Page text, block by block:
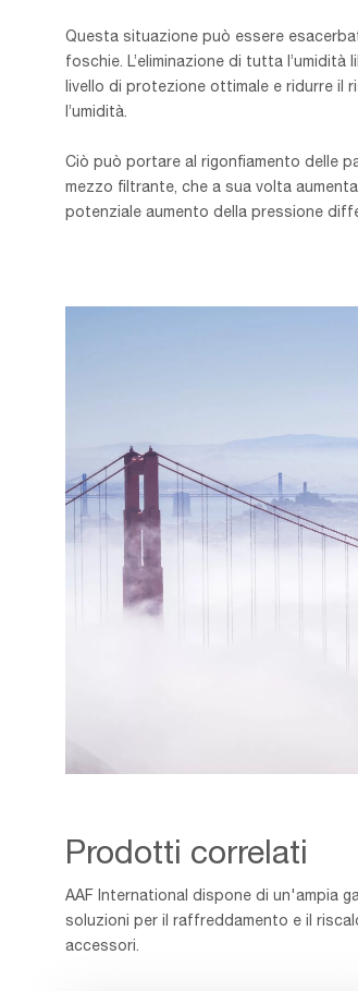
Questa situazione può essere
foschie. L’eliminazione di tutta
livello di protezione ottimale e ridurre il
l’umidità.
Ciò può portare al rigonfiamento delle
mezzo filtrante, che a sua volta
potenziale aumento della pressione
Prodotti correlati
AAF International dispone di un'ampia
soluzioni per il raffreddamento e il
accessori.